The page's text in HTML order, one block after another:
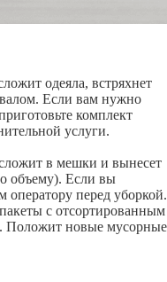
одеяла, встряхнет
Если вам нужно
комплект
услуги.
в мешки и вынесет
объему). Если вы
оператору перед уборкой.
с отсортированным
Положит новые мусорные